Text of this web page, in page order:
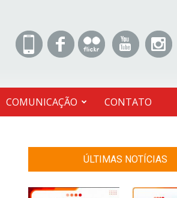
COMUNICAÇÃO CONTATO
ÚLTIMAS NOTÍCIAS